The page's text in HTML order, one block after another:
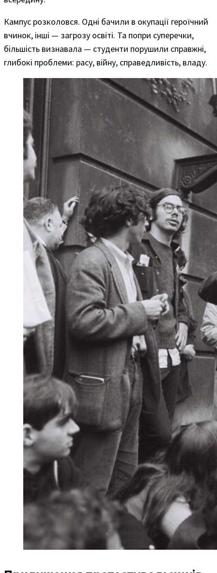
Кампус розколовся. Одні бачили в окупації героїчний
вчинок, інші — загрозу освіті. Та попри суперечки,
більшість визнавала — студенти порушили справжні,
глибокі проблеми: расу, війну, справедливість, владу.